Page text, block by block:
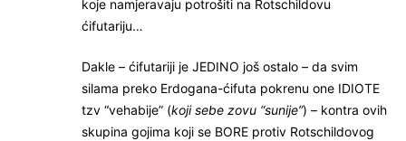
koje namjeravaju potrošiti na Rotschildovu
ćifutariju…
Dakle – ćifutariji je JEDINO još ostalo – da svim
silama preko Erdogana-ćifuta pokrenu one IDIOTE
tzv “vehabije” (koji sebe zovu “sunije”) – kontra ovih
skupina gojima koji se BORE protiv Rotschildovog